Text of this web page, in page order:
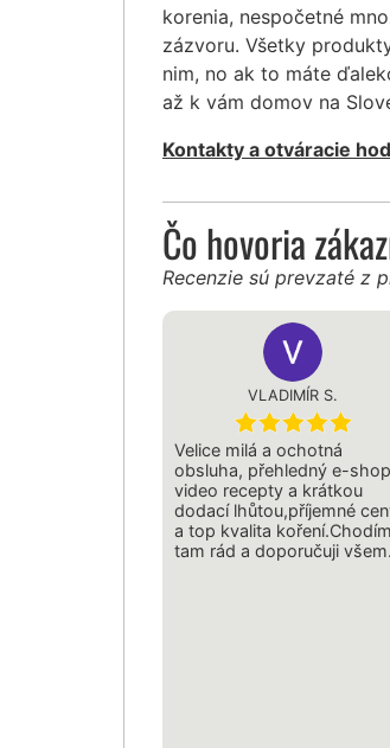
korenia, nespočetné
zázvoru. Všetky
nim, no ak to máte
až k vám domov na
Kontakty a otváracie
Čo hovoria
Recenzie sú prevzaté z
VLADIMÍR S.
Velice milá a ochotná
obsluha, přehledný e-
video recepty a krátkou
dodací lhůtou,příjemné
a top kvalita koření.Chodím
tam rád a doporučuji všem.